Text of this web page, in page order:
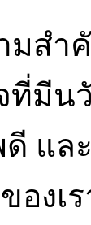
มสำ
ที่มี
แล
งเ